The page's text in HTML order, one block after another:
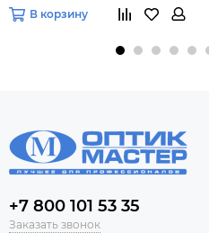
таймером 1200Н
В корзину
+7 800 101 53 35
Заказать звонок